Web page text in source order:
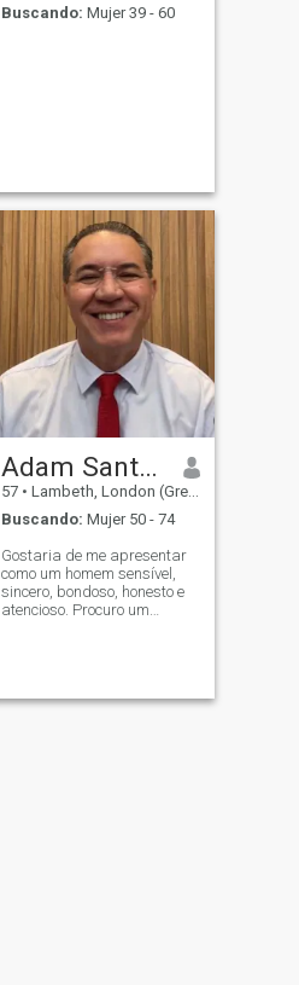
Buscando: Mujer 39 - 60
Adam Santos Romer
57 • Lambeth, London (Greater), Reino Unido
Buscando: Mujer 50 - 74
Gostaria de me apresentar
como um homem sensível,
sincero, bondoso, honesto e
atencioso. Procuro um